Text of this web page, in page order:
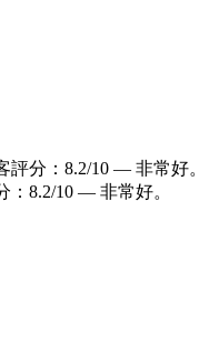
評分：8.2/10 — 非常好。
：8.2/10 — 非常好。